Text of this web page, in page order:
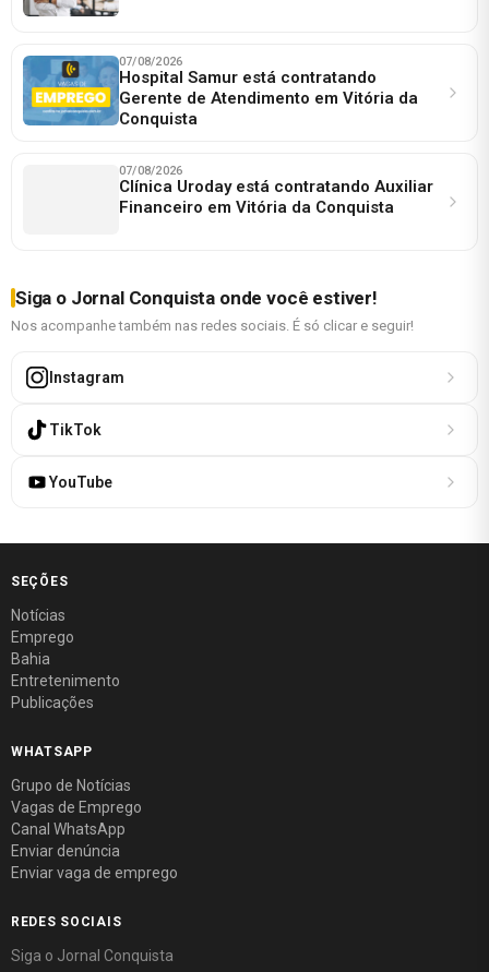
07/08/2026
Hospital Samur está contratando
Gerente de Atendimento em Vitória da
Conquista
07/08/2026
Clínica Uroday está contratando Auxiliar
Financeiro em Vitória da Conquista
Siga o Jornal Conquista onde você estiver!
Nos acompanhe também nas redes sociais. É só clicar e seguir!
Instagram
TikTok
YouTube
SEÇÕES
Notícias
Emprego
Bahia
Entretenimento
Publicações
WHATSAPP
Grupo de Notícias
Vagas de Emprego
Canal WhatsApp
Enviar denúncia
Enviar vaga de emprego
REDES SOCIAIS
Siga o Jornal Conquista